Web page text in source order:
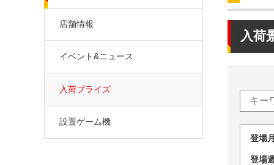
入荷
登
登
店舗情報
イベント&ニュース
入荷プライズ
設置ゲーム機